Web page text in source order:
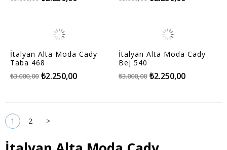
İtalyan Alta Moda Cady
Taba 468
₺2.250,00
₺3.000,00
İtalyan Alta Moda Cady
Bej 540
₺2.250,00
₺3.000,00
1 2 >